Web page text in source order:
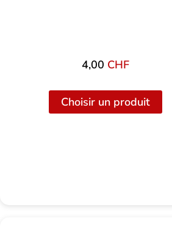
4,00 CHF
Choisir un produit